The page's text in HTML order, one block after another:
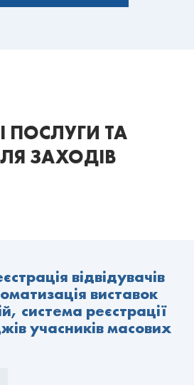
ПОСЛУГИ ТА
ЗАХОДІВ
відвідувачів
виставок
система реєстрації
учасників масових